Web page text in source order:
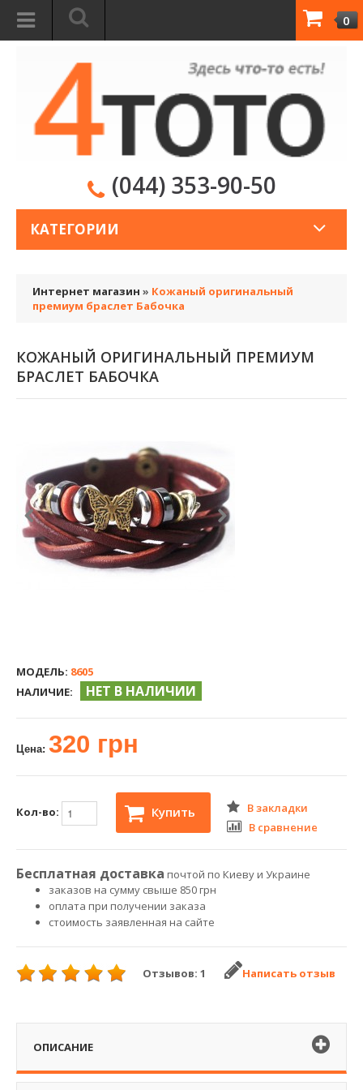
0
(044) 353-90-50
КАТЕГОРИИ
Интернет магазин » Кожаный оригинальный
премиум браслет Бабочка
КОЖАНЫЙ ОРИГИНАЛЬНЫЙ ПРЕМИУМ
БРАСЛЕТ БАБОЧКА
МОДЕЛЬ: 8605
НАЛИЧИЕ:
НЕТ В НАЛИЧИИ
Цена: 320 грн
Кол-во: Купить
В закладки
В сравнение
Бесплатная доставка почтой по Киеву и Украине
заказов на сумму свыше 850 грн
оплата при получении заказа
стоимость заявленная на сайте
Отзывов: 1 Написать отзыв
ОПИСАНИЕ